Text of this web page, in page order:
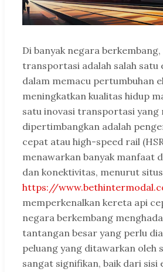
Di banyak negara
transportasi adalah salah satu
dalam memacu pertumbuhan
meningkatkan kualitas hidup
satu inovasi transportasi yang
dipertimbangkan adalah
cepat atau high-speed rail
menawarkan banyak manfaat
dan konektivitas, menurut situs
https://
memperkenalkan kereta api
negara berkembang
tantangan besar yang perlu
peluang yang ditawarkan oleh
sangat signifikan, baik dari sisi